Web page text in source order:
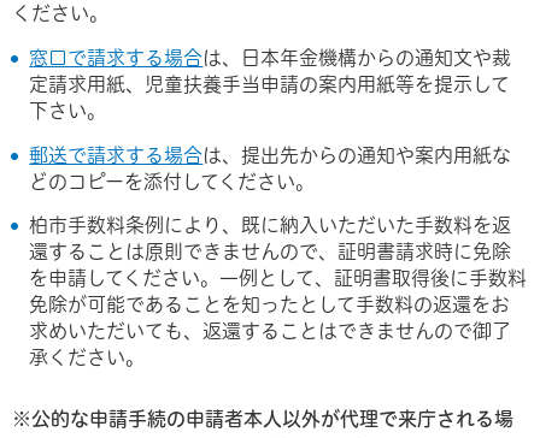
ください。
窓口で請求する場合は、日本年金機構からの通知文や裁
定請求用紙、児童扶養手当申請の案内用紙等を提示して
下さい。
郵送で請求する場合は、提出先からの通知や案内用紙な
どのコピーを添付してください。
柏市手数料条例により、既に納入いただいた手数料を返
還することは原則できませんので、証明書請求時に免除
を申請してください。一例として、証明書取得後に手数料
免除が可能であることを知ったとして手数料の返還をお
求めいただいても、返還することはできませんので御了
承ください。
※公的な申請手続の申請者本人以外が代理で来庁される場